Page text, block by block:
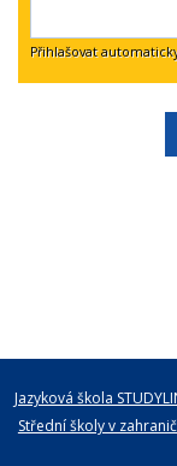
Přihlašovat
Jazyková škola
Střední školy v